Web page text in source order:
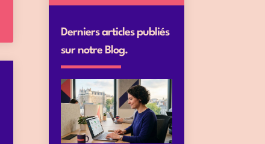
Derniers articles publiés
sur notre Blog.